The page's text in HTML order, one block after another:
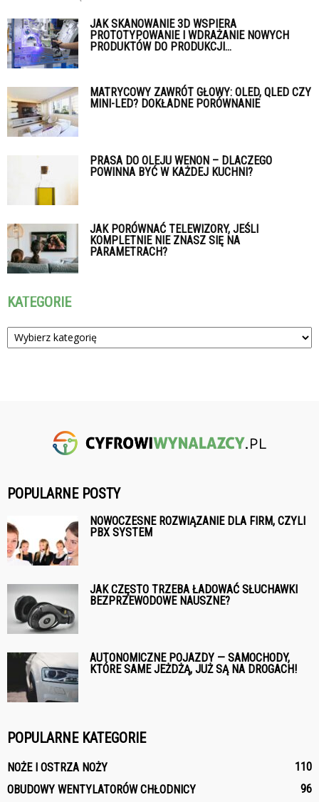
JAK SKANOWANIE 3D WSPIERA
PROTOTYPOWANIE I WDRAŻANIE NOWYCH
PRODUKTÓW DO PRODUKCJI...
MATRYCOWY ZAWRÓT GŁOWY: OLED, QLED CZY
MINI-LED? DOKŁADNE PORÓWNANIE
PRASA DO OLEJU WENON – DLACZEGO
POWINNA BYĆ W KAŻDEJ KUCHNI?
JAK PORÓWNAĆ TELEWIZORY, JEŚLI
KOMPLETNIE NIE ZNASZ SIĘ NA
PARAMETRACH?
KATEGORIE
Kategorie
POPULARNE POSTY
NOWOCZESNE ROZWIĄZANIE DLA FIRM, CZYLI
PBX SYSTEM
JAK CZĘSTO TRZEBA ŁADOWAĆ SŁUCHAWKI
BEZPRZEWODOWE NAUSZNE?
AUTONOMICZNE POJAZDY — SAMOCHODY,
KTÓRE SAME JEŻDŻĄ, JUŻ SĄ NA DROGACH!
POPULARNE KATEGORIE
NOŻE I OSTRZA NOŻY
110
OBUDOWY WENTYLATORÓW CHŁODNICY
96